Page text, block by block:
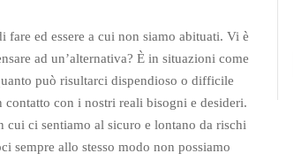
ed essere a cui non siamo abituati. Vi è
ad un’alternativa? È in situazioni come
può risultarci dispendioso o difficile
con i nostri reali bisogni e desideri.
cui ci sentiamo al sicuro e lontano da rischi
sempre allo stesso modo non possiamo